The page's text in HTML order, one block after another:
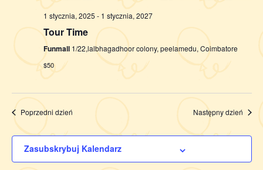
1 stycznia, 2025 - 1 stycznia, 2027
Tour Time
Funmall 1/22,lalbhagadhoor colony, peelamedu, Coimbatore
$50
Poprzedni dzień Następny dzień
Zasubskrybuj Kalendarz